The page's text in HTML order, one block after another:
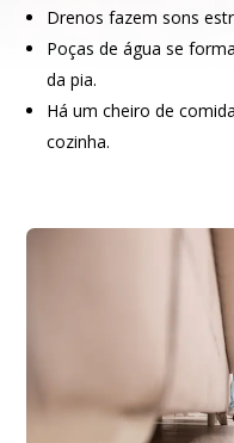
Drenos fazem sons
Poças de água se
da pia.
Há um cheiro de
cozinha.